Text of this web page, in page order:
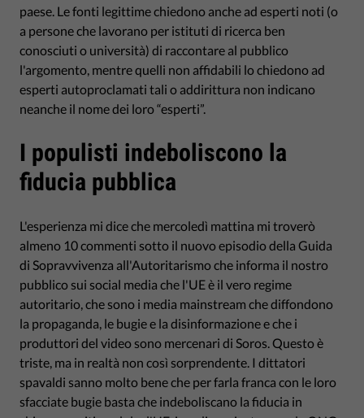
paese. Le fonti legittime chiedono anche ad esperti noti (o
a persone che lavorano per istituti di ricerca ben
conosciuti o università) di raccontare al pubblico
l'argomento, mentre quelli non affidabili lo chiedono ad
esperti autoproclamati tali o addirittura non indicano
neanche il nome dei loro “esperti”.
I populisti indeboliscono la
fiducia pubblica
L'esperienza mi dice che mercoledì mattina mi troverò
almeno 10 commenti sotto il nuovo episodio della Guida
di Sopravvivenza all'Autoritarismo che informa il nostro
pubblico sui social media che l'UE è il vero regime
autoritario, che sono i media mainstream che diffondono
la propaganda, le bugie e la disinformazione e che i
produttori del video sono mercenari di Soros. Questo è
triste, ma in realtà non così sorprendente. I dittatori
spavaldi sanno molto bene che per farla franca con le loro
sfacciate bugie basta che indeboliscano la fiducia in